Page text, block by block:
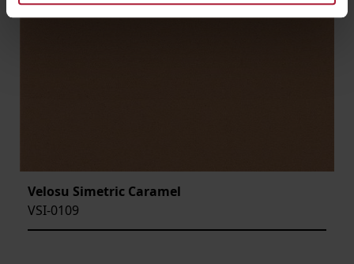
Velosu Simetric Caramel
VSI-0109